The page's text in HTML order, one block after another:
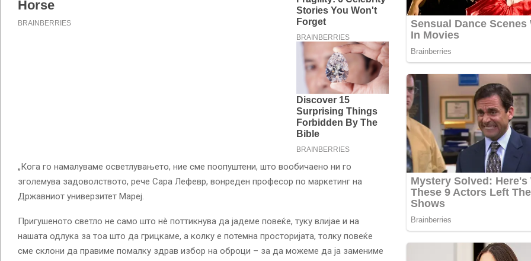
„Кога го намалуваме осветлувањето, ние сме поопуштени, што вообичаено ни го
зголемува задоволството, рече Сара Лефевр, вонреден професор по маркетинг на
Државниот универзитет Мареј.
Пригушеното светло не само што нè поттикнува да јадеме повеќе, туку влијае и на
нашата одлука за тоа што да грицкаме, а колку е потемна просторијата, толку повеќе
сме склони да правиме помалку здрав избор на оброци – за да можеме да ја замениме